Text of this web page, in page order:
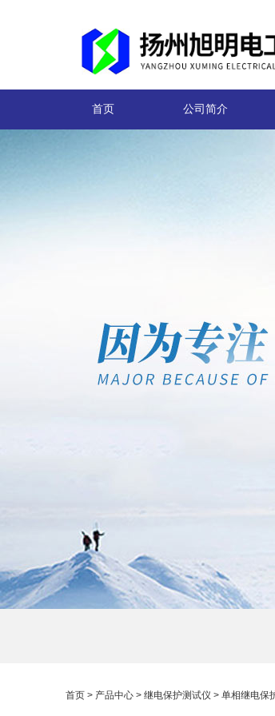
首页 公司简介
首页 > 产品中心 > 继电保护测试仪 > 单相继电保